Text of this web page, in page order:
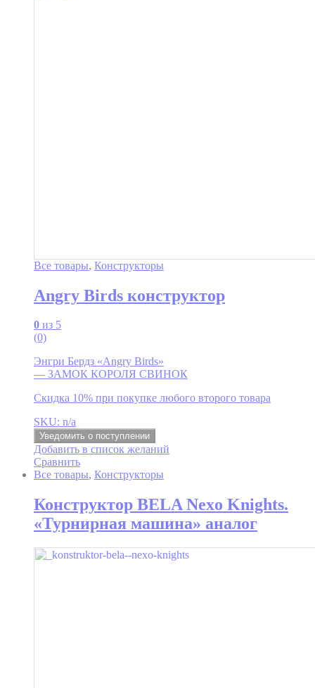
Все товары, Конструкторы
Angry Birds конструктор
0 из 5
(0)
Энгри Бердз «Angry Birds»
— ЗАМОК КОРОЛЯ СВИНОК
Скидка 10% при покупке любого второго товара
SKU: n/a
Уведомить о поступлении
Добавить в список желаний
Сравнить
Все товары, Конструкторы
Конструктор BELA Nexo Knights.
«Турнирная машина» аналог